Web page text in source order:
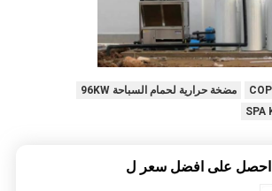
مضخة حرارية لحمام السباحة 96KW
احصل على افضل سعر ل